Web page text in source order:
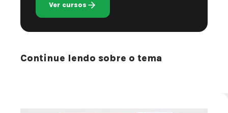
Ver cursos
Continue lendo sobre o tema